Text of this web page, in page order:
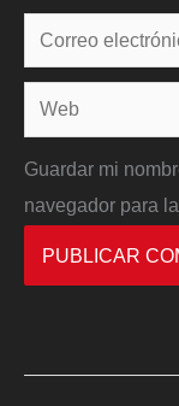
Correo
electrónico*
Web
Guardar mi
navegador para